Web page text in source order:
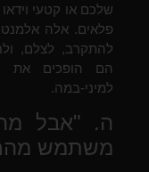
שלכם או קטעי
פלאים. אלה
להתקרב, לצלם,
הם הופכים את
למיני-במה.
ה. "אבל מה
משתמש